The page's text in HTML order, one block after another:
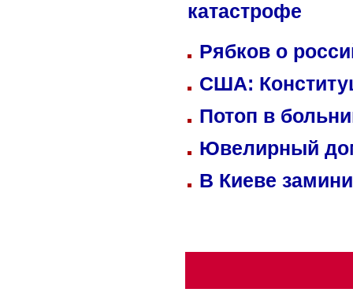
катастрофе
Рябков о
США:
Потоп в
Ювелирный
В Киеве